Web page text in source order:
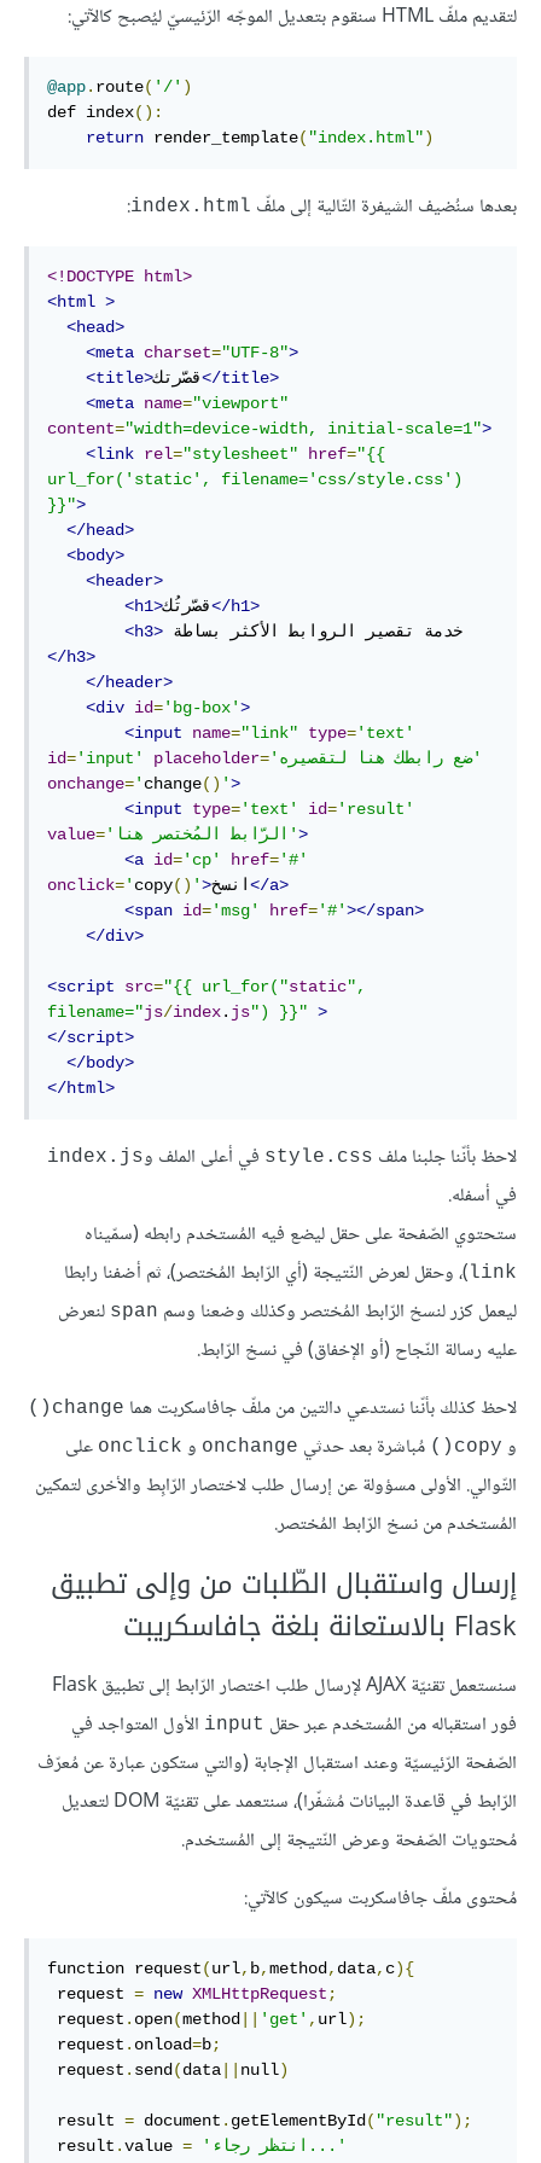
لتقديم ملفّ HTML سنقوم بتعديل الموجّه الرّئيسيّ ليُصبح كالآتي:
@app. route( '/' )
def index():
return render_template( "index.html")
بعدها سنُضيف الشيفرة التّالية إلى ملفّ index.html
:
<!DOCTYPE html>
<html >
<head>
<meta charset="UTF-8">
<title>قصّرتك</title>
<meta name="viewport"
content="width=device-width, initial-scale=1">
<link rel="stylesheet" href="{{
url_for('static', filename='css/style.css')
}}">
</head>
<body>
<header>
<h1>قصّرتُك</h1>
<h3>
</h3>
</header>
<div id='bg-box'>
<input
name="link" type='text'
id='input' placeholder=
'ضع رابطك هنا لتقصيره'
onchange=' change() '>
<input
type='text' id='result'
value= 'الرّابط المُختصر هنا'>
<a id='cp' href='#'
onclick=' copy() '>انسخ </a>
<span id='msg' href='#'></span>
</div>
<script src="{{ url_for("static",
filename="js/index. js") }}" >
</script>
</body>
</html>
لاحظ بأنّنا جلبنا ملف style.css في أعلى الملف وindex.js
في أسفله.
ستحتوي الصّفحة على حقل ليضع فيه المُستخدم رابطه (سمّيناه
link)، وحقل لعرض النّتيجة (أي الرّابط المُختصر)، ثم أضفنا رابطا
ليعمل كزر لنسخ الرّابط المُختصر وكذلك وضعنا وسم span لنعرض
عليه رسالة النّجاح (أو الإخفاق) في نسخ الرّابط.
لاحظ كذلك بأنّنا نستدعي دالتين من ملفّ جافاسكربت هما change()
و copy() مُباشرة بعد حدثي onchange و onclick على
التّوالي. الأولى مسؤولة عن إرسال طلب لاختصار الرّابِط والأخرى لتمكين
المُستخدم من نسخ الرّابط المُختصر.
إرسال واستقبال الطّلبات من وإلى تطبيق
Flask بالاستعانة بلغة جافاسكريبت
سنستعمل تقنيّة AJAX لإرسال طلب اختصار الرّابط إلى تطبيق Flask
فور استقباله من المُستخدم عبر حقل input الأول المتواجد في
الصّفحة الرّئيسيّة وعند استقبال الإجابة (والتي ستكون عبارة عن مُعرّف
الرّابط في قاعدة البيانات مُشفّرا)، سنتعمد على تقنيّة DOM لتعديل
مُحتويات الصّفحة وعرض النّتيجة إلى المُستخدم.
مُحتوى ملفّ جافاسكربت سيكون كالآتي:
function request(url, b,method , data, c){
request = new XMLHttpRequest ;
request . open(method 'get' , url);
request . onload=b;
request . send (data null)
result = document . getElementById ( "result");
result .value =
'انتظر رجاء...'